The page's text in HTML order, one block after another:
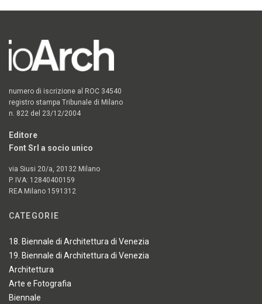
numero di iscrizione al ROC 34540
registro stampa Tribunale di Milano
n. 822 del 23/12/2004
Editore
Font Srl a socio unico
via Siusi 20/a, 20132 Milano
P. IVA: 12840400159
REA Milano 1591312
CATEGORIE
18. Biennale di Architettura di Venezia
19. Biennale di Architettura di Venezia
Architettura
Arte e Fotografia
Biennale